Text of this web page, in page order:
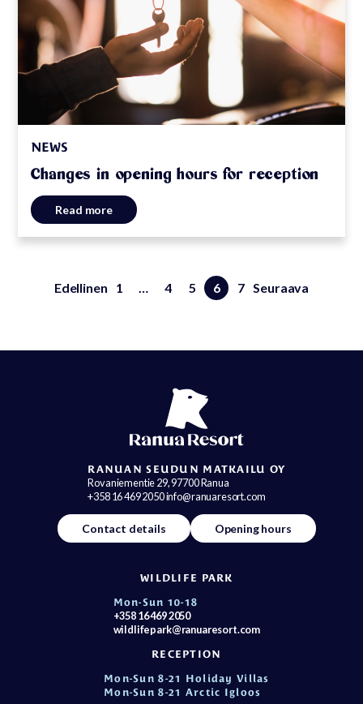
NEWS
Changes in opening hours for reception
Read more
Edellinen 1 … 4 5 6 7 Seuraava
RANUAN SEUDUN MATKAILU OY
Rovaniementie 29, 97700 Ranua
+358 16 469 2050 info@ranuaresort.com
Contact details Opening hours
WILDLIFE PARK
Mon-Sun 10-18
+358 16 469 2050
wildlifepark@ranuaresort.com
RECEPTION
Mon-Sun 8-21 Holiday Villas
Mon-Sun 8-21 Arctic Igloos